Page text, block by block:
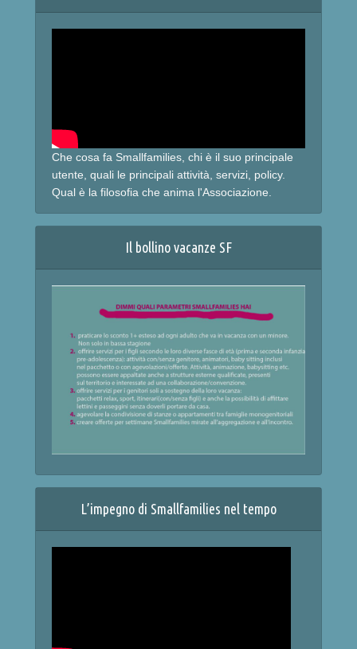
Che cosa fa Smallfamilies, chi è il suo principale
utente, quali le principali attività, servizi, policy.
Qual è la filosofia che anima l'Associazione.
Il bollino vacanze SF
L’impegno di Smallfamilies nel tempo